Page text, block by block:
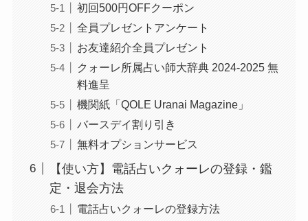
初回500円OFFクーポン
全員プレゼントアンケート
お友達紹介全員プレゼント
クォーレ所属占い師大辞典 2024-2025 無
料進呈
機関紙「QOLE Uranai Magazine」
バースデイ割り引き
無料オプションサービス
【使い方】電話占いクォーレの登録・鑑
定・退会方法
電話占いクォーレの登録方法